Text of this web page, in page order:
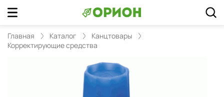
Главная Каталог
Канцтовары
Корректирующие средства